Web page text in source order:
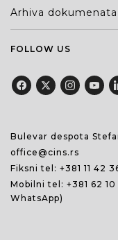
Arhiva dokumenata
FOLLOW US
Bulevar despota
office@cins.rs
Fiksni tel: +381 11 42
Mobilni tel: +381 62
WhatsApp)